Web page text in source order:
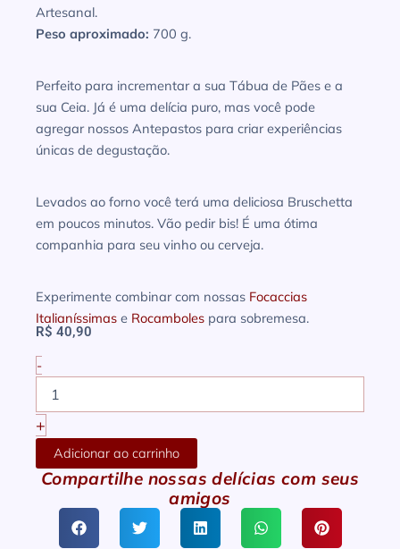
Artesanal.
Peso aproximado: 700 g.
Perfeito para incrementar a sua Tábua de Pães e a
sua Ceia. Já é uma delícia puro, mas você pode
agregar nossos Antepastos para criar experiências
únicas de degustação.
Levados ao forno você terá uma deliciosa Bruschetta
em poucos minutos. Vão pedir bis! É uma ótima
companhia para seu vinho ou cerveja.
Experimente combinar com nossas Focaccias
Italianíssimas e Rocamboles para sobremesa.
R$ 40,90
-
Pão
Italiano
4
Queijos
quantidade
+
Adicionar ao carrinho
Compartilhe nossas delícias com seus
amigos